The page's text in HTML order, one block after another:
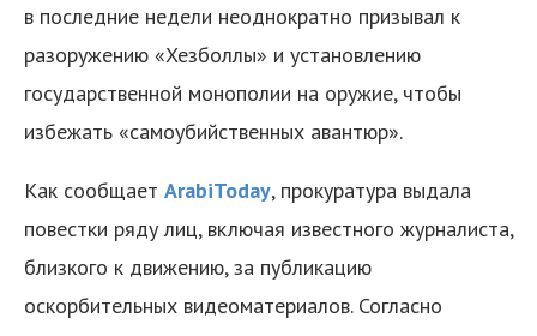
в последние недели неоднократно призывал к
разоружению «Хезболлы» и установлению
государственной монополии на оружие, чтобы
избежать «самоубийственных авантюр».
Как сообщает ArabiToday, прокуратура выдала
повестки ряду лиц, включая известного журналиста,
близкого к движению, за публикацию
оскорбительных видеоматериалов. Согласно